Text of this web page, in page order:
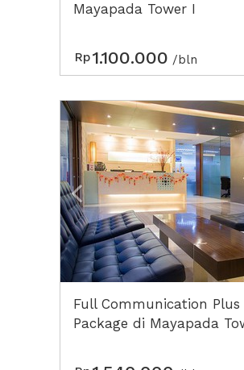
Mayapada Tower I
Rp1.100.000 /bln
Previous
Full Communication Plus
Package di Mayapada